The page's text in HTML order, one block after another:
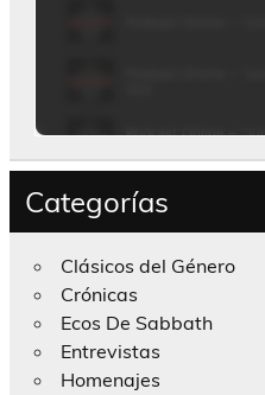
Categorías
Clásicos del Género
Crónicas
Ecos De Sabbath
Entrevistas
Homenajes